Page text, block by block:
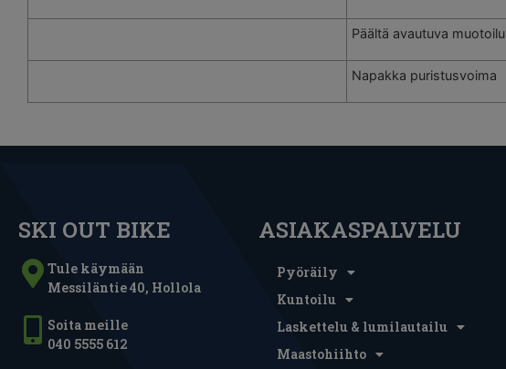
Päältä avautuva muotoilu
Napakka puristusvoima
SKI OUT BIKE
Tule käymään
Messiläntie 40, Hollola
Soita meille
040 5555 612
ASIAKASPALVELU
Pyöräily
Kuntoilu
Laskettelu & lumilautailu
Maastohiihto